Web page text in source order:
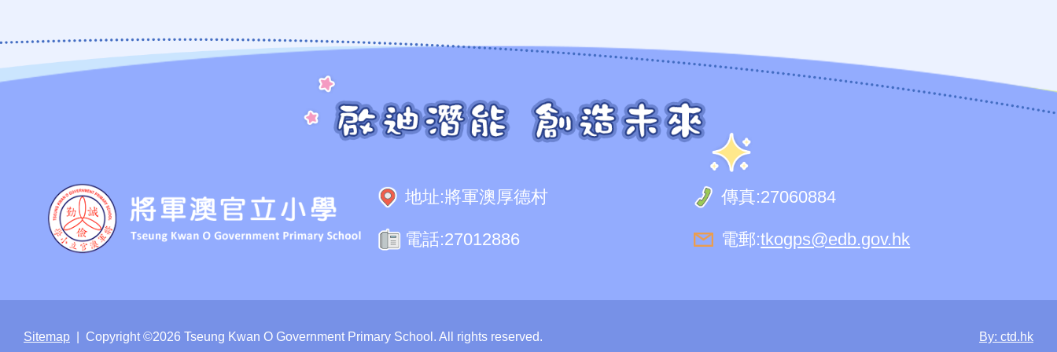
地址:將軍澳厚德村 傳真:27060884
電話:27012886 電郵:tkogps@edb.gov.hk
Sitemap | Copyright ©2026 Tseung Kwan O Government Primary School. All rights reserved. By: ctd.hk